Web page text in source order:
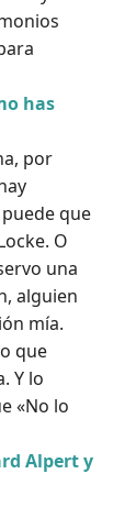
has
por
que
O
una
alguien
mía.
que
Y lo
«No lo
Alpert y